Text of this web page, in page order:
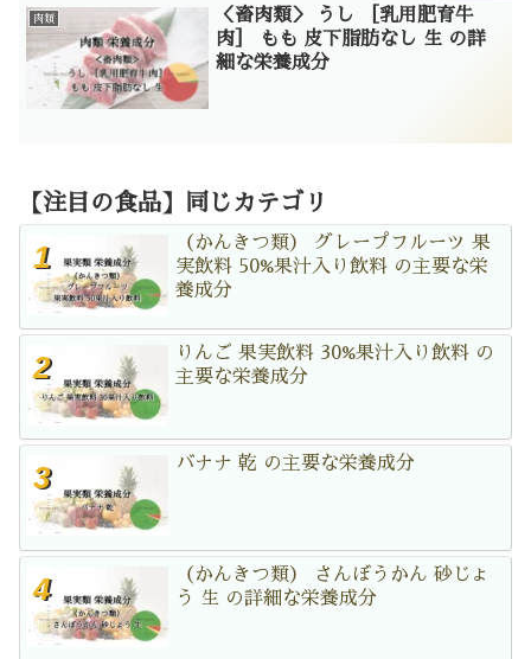
肉類
＜畜肉類＞ うし ［乳用肥育牛
肉］ もも 皮下脂肪なし 生 の詳
細な栄養成分
【注目の食品】同じカテゴリ
（かんきつ類） グレープフルーツ 果
実飲料 50%果汁入り飲料 の主要な栄
養成分
りんご 果実飲料 30%果汁入り飲料 の
主要な栄養成分
バナナ 乾 の主要な栄養成分
（かんきつ類） さんぼうかん 砂じょ
う 生 の詳細な栄養成分